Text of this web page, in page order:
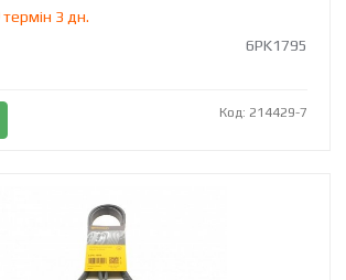
термін 3 дн.
6PK1795
Код: 214429-7